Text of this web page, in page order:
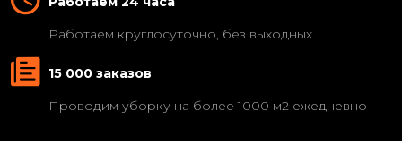
Работаем круглосуточно, без выходных
15 000 заказов
Проводим уборку на более 1000 м2 ежедневно